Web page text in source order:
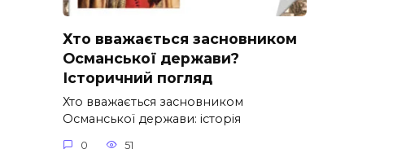
Хто вважається засновником
Османської держави?
Історичний погляд
Хто вважається засновником
Османської держави: історія
0 51